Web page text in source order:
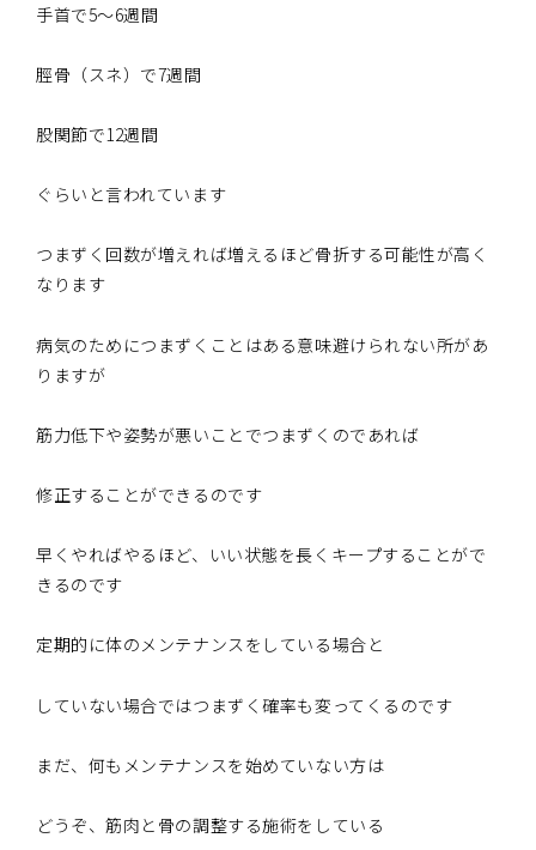
手首で5～6週間
脛骨（スネ）で7週間
股関節で12週間
ぐらいと言われています
つまずく回数が増えれば増えるほど骨折する可能性が高く
なります
病気のためにつまずくことはある意味避けられない所があ
りますが
筋力低下や姿勢が悪いことでつまずくのであれば
修正することができるのです
早くやればやるほど、いい状態を長くキープすることがで
きるのです
定期的に体のメンテナンスをしている場合と
していない場合ではつまずく確率も変ってくるのです
まだ、何もメンテナンスを始めていない方は
どうぞ、筋肉と骨の調整する施術をしている